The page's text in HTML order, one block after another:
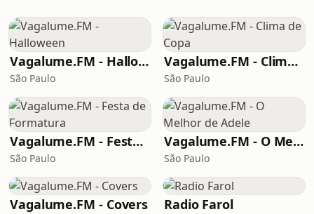
Vagalume.FM - Halloween
São Paulo
Vagalume.FM - Clima de Copa
São Paulo
Vagalume.FM - Festa de Formatura
São Paulo
Vagalume.FM - O Melhor de Adele
São Paulo
Vagalume.FM - Covers Radio Farol